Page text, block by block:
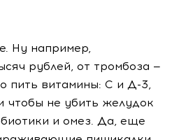
Ну например,
рублей, от тромбоза —
пить витамины: С и Д-3,
чтобы не убить желудок
и омез. Да, еще